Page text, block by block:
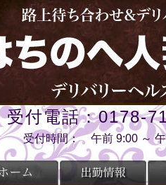
受付電話：0178-
受付時間： 午前 9:00 ～